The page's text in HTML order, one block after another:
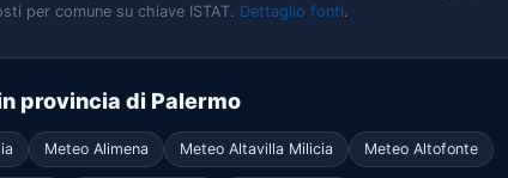
per comune su chiave ISTAT. Dettaglio fonti.
provincia di Palermo
Meteo Alimena Meteo Altavilla Milicia Meteo Altofonte